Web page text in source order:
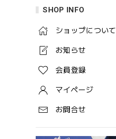
SHOP INFO
ショップについて
お知らせ
会員登録
マイページ
お問合せ